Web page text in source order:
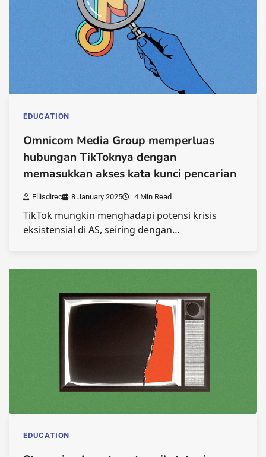
EDUCATION
Omnicom Media Group memperluas
hubungan TikToknya dengan
memasukkan akses kata kunci pencarian
Ellisdirec 8 January 2025 4 Min Read
TikTok mungkin menghadapi potensi krisis
eksistensial di AS, seiring dengan…
EDUCATION